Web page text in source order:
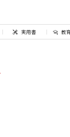
実用書 教